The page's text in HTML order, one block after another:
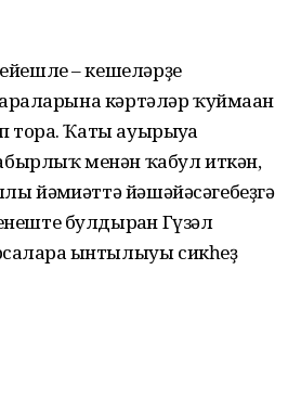
– кешеләрҙе
кәртәләр ҡуймаған
тора. Ҡаты ауырыуға
менән ҡабул иткән,
йәмғиәттә йәшәйә­сәгебеҙгә
бул­дырған Гүзәл
ынтылыуы сикһеҙ